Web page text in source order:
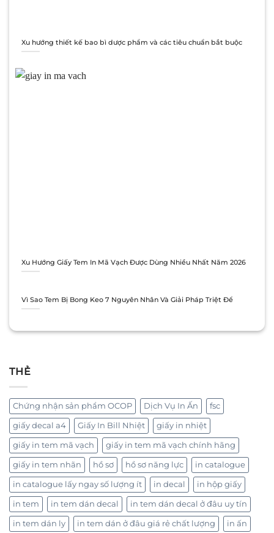
Xu hướng thiết kế bao bì dược phẩm và các tiêu chuẩn bắt buộc
Xu Hướng Giấy Tem In Mã Vạch Được Dùng Nhiều Nhất Năm 2026
Vì Sao Tem Bị Bong Keo 7 Nguyên Nhân Và Giải Pháp Triệt Để
THẺ
Chứng nhận sản phẩm OCOP Dịch Vụ In Ấn fsc
giấy decal a4 Giấy In Bill Nhiệt giấy in nhiệt
giấy in tem mã vạch giấy in tem mã vạch chính hãng
giấy in tem nhãn hồ sơ hồ sơ năng lực in catalogue
in catalogue lấy ngay số lượng ít in decal in hộp giấy
in tem in tem dán decal in tem dán decal ở đâu uy tín
in tem dán ly in tem dán ở đâu giá rẻ chất lượng in ấn